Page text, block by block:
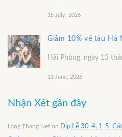
15 July, 2026
Giảm 10% vé tàu Hà
Hải Phòng, ngày 13
13 June, 2026
Nhận Xét gần đây
Lang Thang Net on Dịp Lễ 30-4, 1-5,